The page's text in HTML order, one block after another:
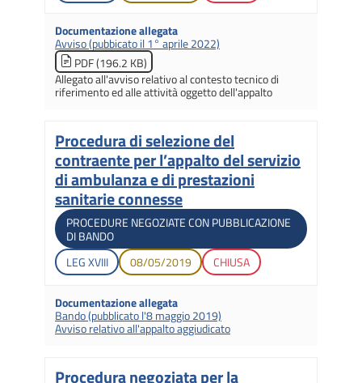
Documentazione allegata
Avviso (pubbicato il 1° aprile 2022)
PDF (196.2 KB)
Allegato all'avviso relativo al contesto tecnico di
riferimento ed alle attività oggetto dell'appalto
Titolo
Procedura di selezione del
contraente per l’appalto del servizio
di ambulanza e di prestazioni
sanitarie connesse
Tipologia di gara
PROCEDURE NEGOZIATE CON PUBBLICAZIONE
DI BANDO
Legislatura di apertura
LEGXVIII Data di apertura
08/05/2019 Stato gara
CHIUSA
Documentazione allegata
Bando (pubblicato l'8 maggio 2019)
Avviso relativo all'appalto aggiudicato
Titolo
Procedura negoziata per la